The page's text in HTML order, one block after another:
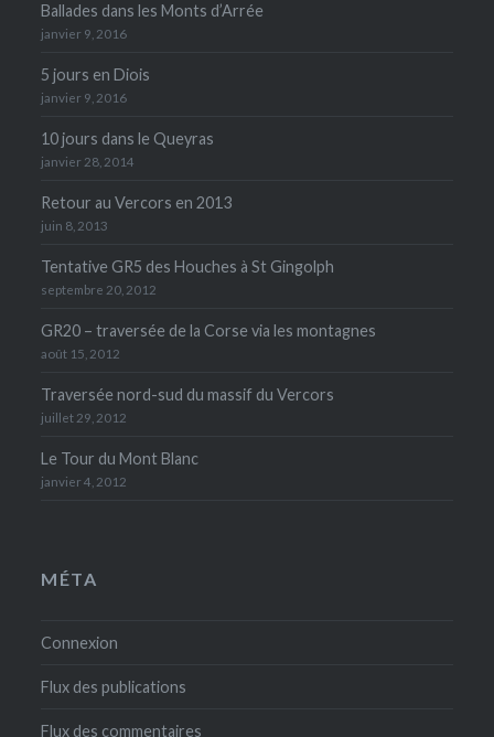
Ballades dans les Monts d’Arrée
janvier 9, 2016
5 jours en Diois
janvier 9, 2016
10 jours dans le Queyras
janvier 28, 2014
Retour au Vercors en 2013
juin 8, 2013
Tentative GR5 des Houches à St Gingolph
septembre 20, 2012
GR20 – traversée de la Corse via les montagnes
août 15, 2012
Traversée nord-sud du massif du Vercors
juillet 29, 2012
Le Tour du Mont Blanc
janvier 4, 2012
MÉTA
Connexion
Flux des publications
Flux des commentaires